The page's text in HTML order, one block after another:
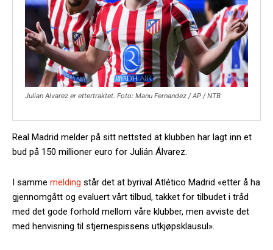
Julian Alvarez er ettertraktet. Foto: Manu Fernandez / AP / NTB
Real Madrid melder på sitt nettsted at klubben har lagt inn et
bud på 150 millioner euro for Julián Álvarez.
I samme melding står det at byrival Atlético Madrid «etter å ha
gjennomgått og evaluert vårt tilbud, takket for tilbudet i tråd
med det gode forhold mellom våre klubber, men avviste det
med henvisning til stjernespissens utkjøpsklausul».